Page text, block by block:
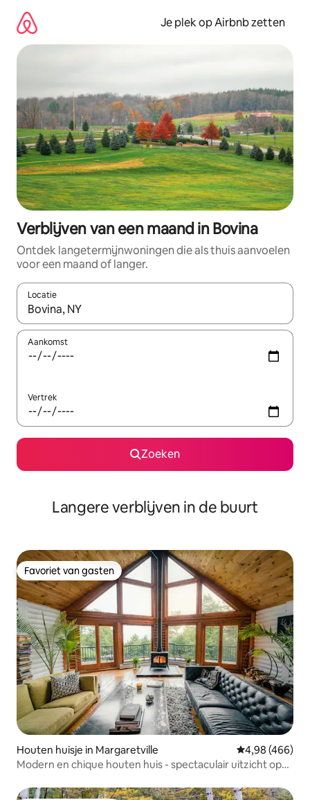
direct
naar
inhoud
Je plek op Airbnb zetten
Verblijven van een maand in Bovina
Ontdek langetermijnwoningen die als thuis aanvoelen
voor een maand of langer.
Locatie
Wanneer er resultaten beschikbaar zijn, maak je een keuze
Aankomst
Vertrek
Zoeken
Langere verblijven in de buurt
Favoriet van gasten
Favoriet van gasten
Houten huisje in Margaretville Gemiddelde
4,98 (466)
Modern en chique houten huis - spectaculair uitzicht op